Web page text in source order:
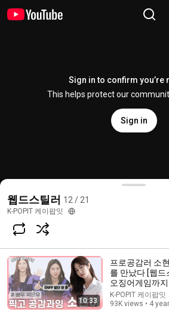
Sign in to confirm you’re
This helps protect our
Sign in
레드벨벳 예리, 펜타곤 홍석, 상준
@K-POPIT 34 likes
Subscribe
Comments 2
Comment...
웹드스틸러 12 / 21
K-POPIT 케이팝잇
10:33
프로공감러 소
를 만났다 [웹
오징어게임까
K-POPIT 케이팝잇
93K views • 4